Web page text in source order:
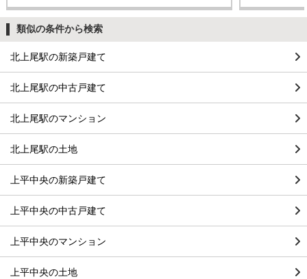
類似の条件から検索
北上尾駅の新築戸建て
北上尾駅の中古戸建て
北上尾駅のマンション
北上尾駅の土地
上平中央の新築戸建て
上平中央の中古戸建て
上平中央のマンション
上平中央の土地